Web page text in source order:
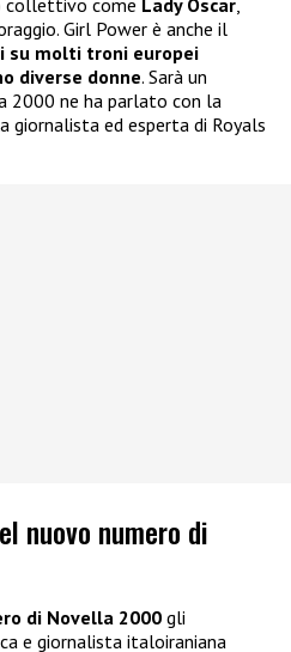
Girl Power è anche il
su molti troni europei
diverse donne. Sarà un
2000 ne ha parlato con la
giornalista ed esperta di Royals
nuovo numero di
di Novella 2000 gli
e giornalista italoiraniana